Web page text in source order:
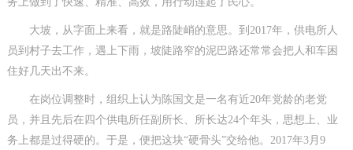
大坡，从字面上来看，就是路陡峭的意思。到2017年，供电所人
员到村子去工作，遇上下雨，坡陡路窄的泥巴路还常常会把人和车困
住好几天出不来。
在岗位调整时，组织上认为陈国文是一名有近20年党龄的老党
员，并且先后在四个供电所任副所长、所长达24个年头，思想上、业
务上都是过得硬的。于是，便把这块“硬骨头”交给他。2017年3月9